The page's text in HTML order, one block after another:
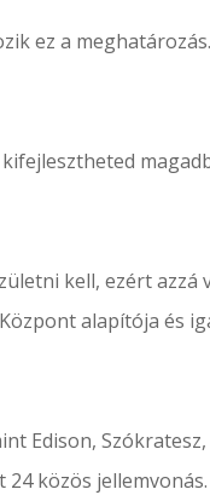
ez a meghatározás.
kell, ezért azzá
alapítója és
Edison, Szókratesz,
közös jellemvonás.